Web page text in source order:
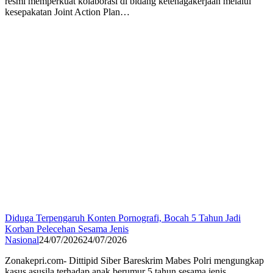
kesepakatan Joint Action Plan…
Diduga Terpengaruh Konten Pornografi, Bocah 5 Tahun Jadi
Korban Pelecehan Sesama Jenis
Nasional24/07/202624/07/2026
Zonakepri.com- Dittipid Siber Bareskrim Mabes Polri mengungkap